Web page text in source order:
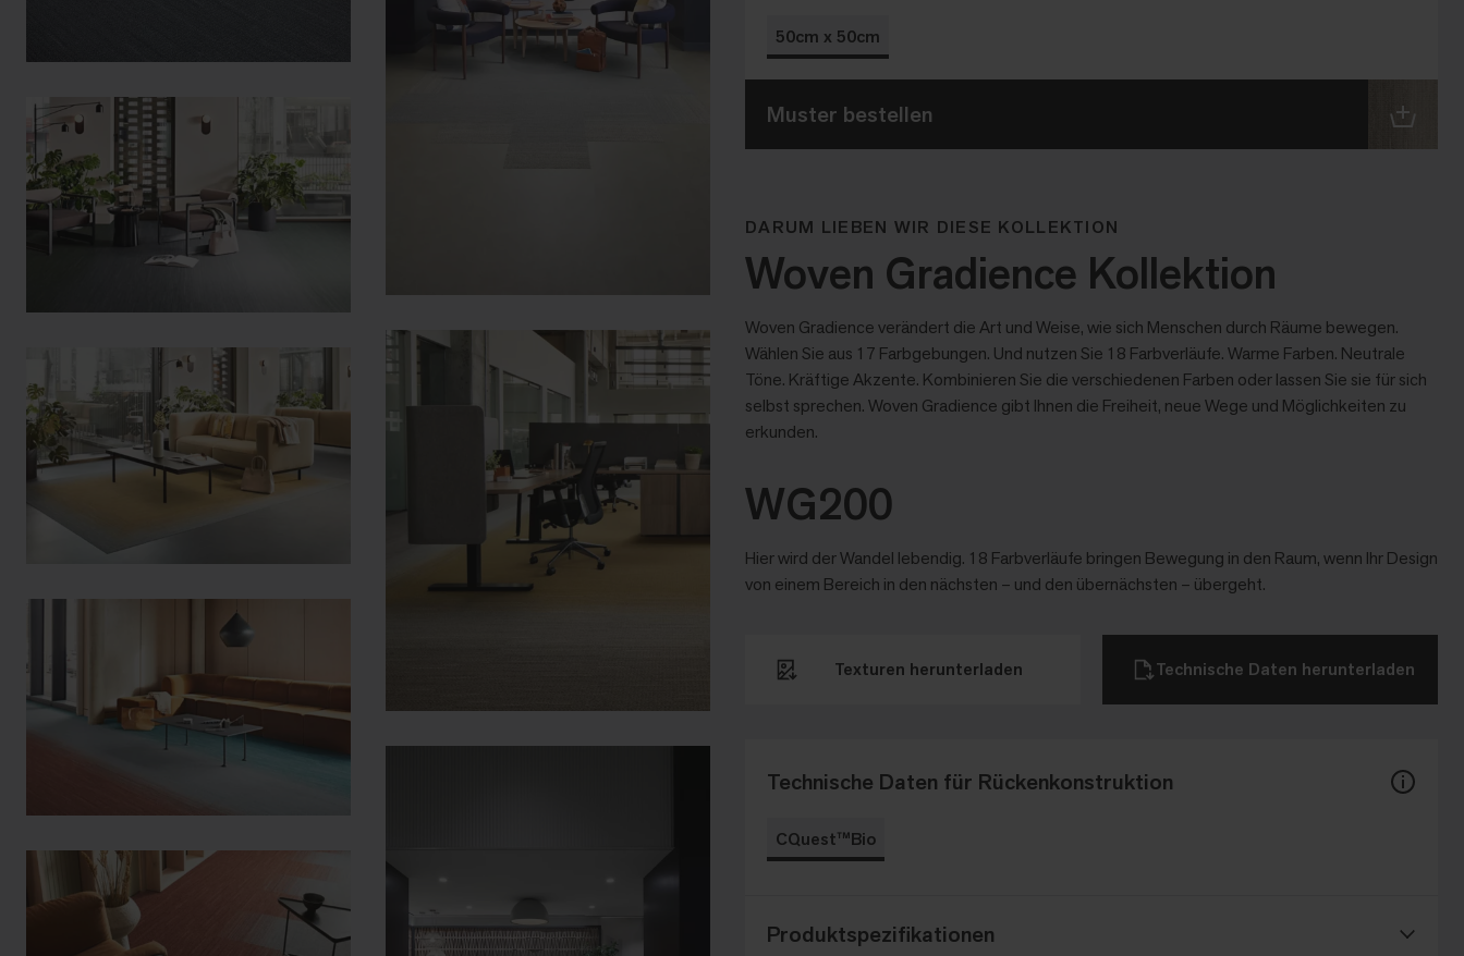
50cm x 50cm
Muster bestellen
DARUM LIEBEN WIR DIESE KOLLEKTION
Woven Gradience Kollektion
Woven Gradience verändert die Art und Weise, wie sich Menschen durch Räume bewegen.
Wählen Sie aus 17 Farbgebungen. Und nutzen Sie 18 Farbverläufe. Warme Farben. Neutrale
Töne. Kräftige Akzente. Kombinieren Sie die verschiedenen Farben oder lassen Sie sie für sich
selbst sprechen. Woven Gradience gibt Ihnen die Freiheit, neue Wege und Möglichkeiten zu
erkunden.
WG200
Hier wird der Wandel lebendig. 18 Farbverläufe bringen Bewegung in den Raum, wenn Ihr Design
von einem Bereich in den nächsten – und den übernächsten – übergeht.
Technische Daten für Rückenkonstruktion
CQuest™Bio
Produktspezifikationen
Texturen herunterladen​ Technische Daten herunterladen